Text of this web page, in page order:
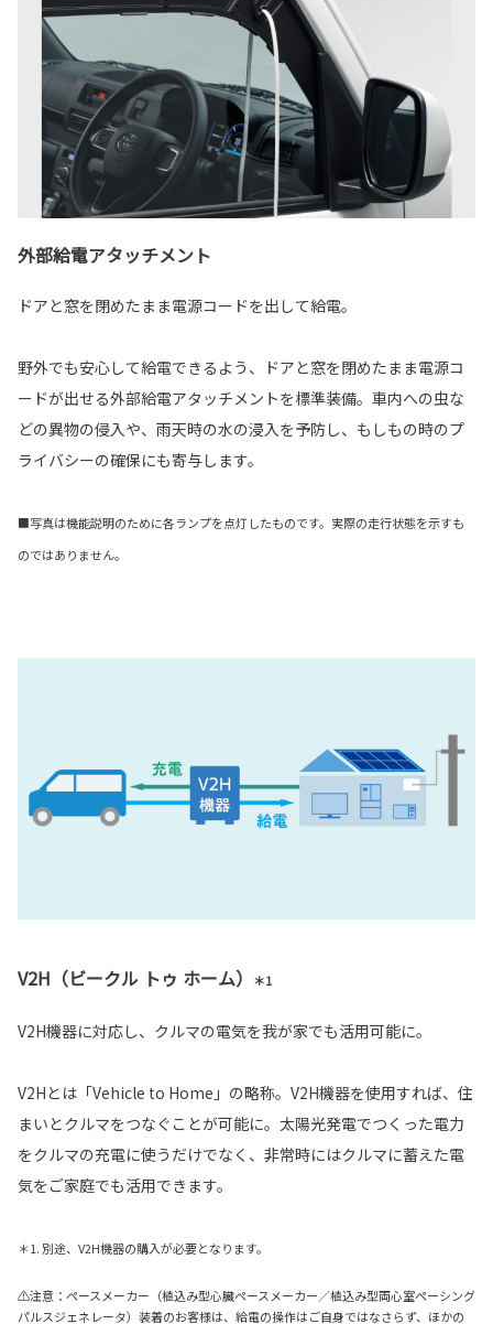
外部給電アタッチメント
ドアと窓を閉めたまま電源コードを出して給電。
野外でも安心して給電できるよう、ドアと窓を閉めたまま電源コ
ードが出せる外部給電アタッチメントを標準装備。車内への虫な
どの異物の侵入や、雨天時の水の浸入を予防し、もしもの時のプ
ライバシーの確保にも寄与します。
■写真は機能説明のために各ランプを点灯したものです。実際の走行状態を示すも
のではありません。
V2H（ビークル トゥ ホーム） ＊1
V2H機器に対応し、クルマの電気を我が家でも活用可能に。
V2Hとは「Vehicle to Home」の略称。V2H機器を使用すれば、住
まいとクルマをつなぐことが可能に。太陽光発電でつくった電力
をクルマの充電に使うだけでなく、非常時にはクルマに蓄えた電
気をご家庭でも活用できます。
＊1. 別途、V2H機器の購入が必要となります。
⚠注意：ペースメーカー（植込み型心臓ペースメーカー／植込み型両心室ペーシング
パルスジェネレータ）装着のお客様は、給電の操作はご自身ではなさらず、ほかの